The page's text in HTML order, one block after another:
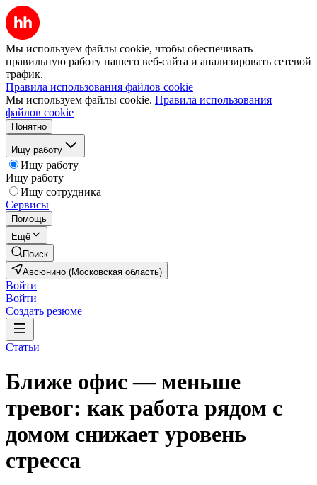
Мы используем файлы cookie, чтобы обеспечивать
правильную работу нашего веб-сайта и анализировать сетевой
трафик.
Правила использования файлов cookie
Мы используем файлы cookie. Правила использования
файлов cookie
Понятно
Ищу работу
Ищу работу
Ищу работу
Ищу сотрудника
Сервисы
Помощь
Ещё
Поиск
Авсюнино (Московская область)
Войти
Войти
Создать резюме
Статьи
Ближе офис — меньше
тревог: как работа рядом с
домом снижает уровень
стресса